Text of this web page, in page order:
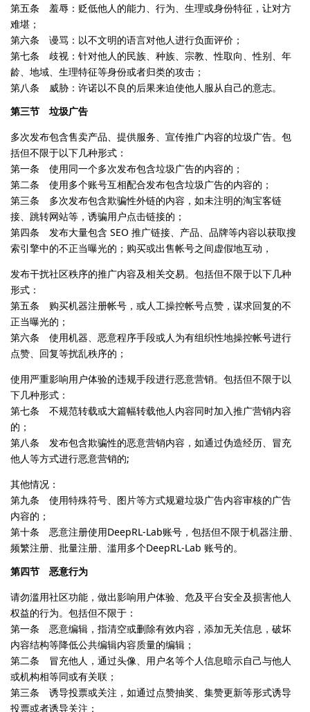
第五条 羞辱：贬低他人的能力、行为、生理或身份特征，让对方
难堪；
第六条 谩骂：以不文明的语言对他人进行负面评价；
第七条 歧视：针对他人的民族、种族、宗教、性取向、性别、年
龄、地域、生理特征等身份或者归类的攻击；
第八条 威胁：许诺以不良的后果来迫使他人服从自己的意志。
第三节 垃圾广告
多次发布包含售卖产品、提供服务、宣传推广内容的垃圾广告。包
括但不限于以下几种形式：
第一条 使用同一个多次发布包含垃圾广告的内容的；
第二条 使用多个账号互相配合发布包含垃圾广告的内容的；
第三条 多次发布包含欺骗性外链的内容，如未注明的淘宝客链
接、跳转网站等，诱骗用户点击链接的；
第四条 发布大量包含 SEO 推广链接、产品、品牌等内容以获取搜
索引擎中的不正当曝光的；购买或出售帐号之间虚假地互动，
发布干扰社区秩序的推广内容及相关交易。包括但不限于以下几种
形式：
第五条 购买机器注册帐号，或人工操控帐号点赞，谋求回复的不
正当曝光的；
第六条 使用机器、恶意程序手段或人为有组织性地操控帐号进行
点赞、回复等扰乱秩序的；
使用严重影响用户体验的违规手段进行恶意营销。包括但不限于以
下几种形式：
第七条 不规范转载或大篇幅转载他人内容同时加入推广营销内容
的；
第八条 发布包含欺骗性的恶意营销内容，如通过伪造经历、冒充
他人等方式进行恶意营销的;
其他情况：
第九条 使用特殊符号、图片等方式规避垃圾广告内容审核的广告
内容的；
第十条 恶意注册使用DeepRL-Lab账号，包括但不限于机器注册、
频繁注册、批量注册、滥用多个DeepRL-Lab 账号的。
第四节 恶意行为
请勿滥用社区功能，做出影响用户体验、危及平台安全及损害他人
权益的行为。包括但不限于：
第一条 恶意编辑，指清空或删除有效内容，添加无关信息，破坏
内容结构等降低公共编辑内容质量的编辑；
第二条 冒充他人，通过头像、用户名等个人信息暗示自己与他人
或机构相等同或有关联；
第三条 诱导投票或关注，如通过点赞抽奖、集赞更新等形式诱导
投票或者诱导关注；